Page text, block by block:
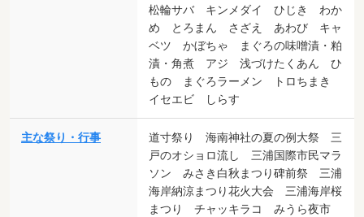
松輪サバ キンメダイ ひじき わか
め とろまん さざえ あわび キャ
ベツ かぼちゃ まぐろの味噌漬・粕
漬・角煮 アジ 浅づけたくあん ひ
もの まぐろラーメン トロちまき
イセエビ しらす
主な祭り・行事
道寸祭り 海南神社の夏の例大祭 三
戸のオショロ流し 三浦国際市民マラ
ソン みさき白秋まつり碑前祭 三浦
海岸納涼まつり花火大会 三浦海岸桜
まつり チャッキラコ みうら夜市